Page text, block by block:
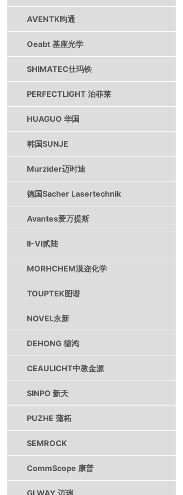
AVENTK昀通
Oeabt 基座光学
SHIMATEC仕玛铁
PERFECTLIGHT 泊菲莱
HUAGUO 华国
韩国SUNJE
Murzider迈时迪
德国Sacher Lasertechnik
Avantes爱万提斯
II-VI贰陆
MORHCHEM漠迩化学
TOUPTEK图谱
NOVEL永新
DEHONG 德鸿
CEAULICHT中教金源
SINPO 新天
PUZHE 蒲柘
SEMROCK
CommScope 康普
GLWAY 迈瑞